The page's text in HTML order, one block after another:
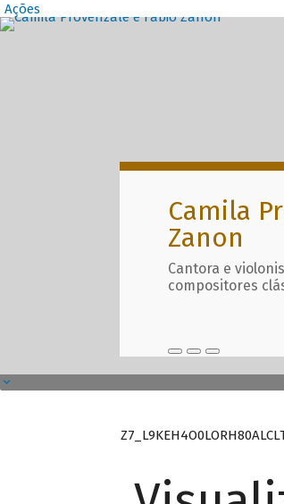
Ações
Camila
Zanon
Cantora e
compositores